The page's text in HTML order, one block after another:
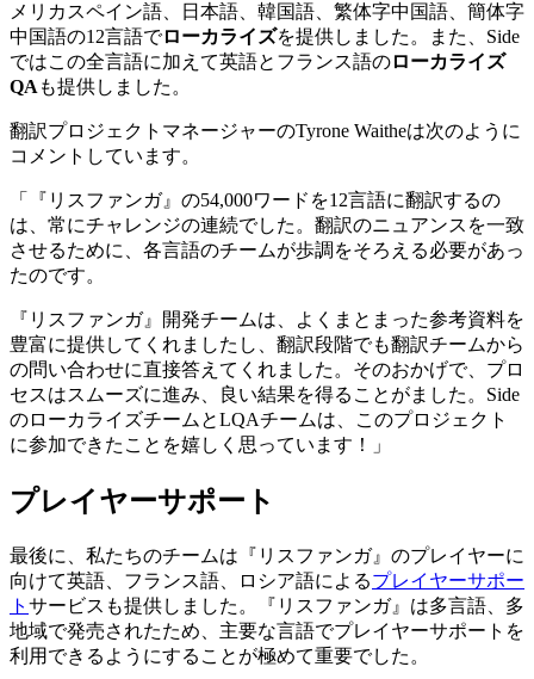
メリカスペイン語、日本語、韓国語、繁体字中国語、簡体字
中国語の12言語でローカライズを提供しました。また、Side
ではこの全言語に加えて英語とフランス語のローカライズ
QA も提供しました。
翻訳プロジェクトマネージャーのTyrone Waitheは次のように
コメントしています。
「『リスファンガ』の54,000ワードを12言語に翻訳するの
は、常にチャレンジの連続でした。翻訳のニュアンスを一致
させるために、各言語のチームが歩調をそろえる必要があっ
たのです。
『リスファンガ』開発チームは、よくまとまった参考資料を
豊富に提供してくれましたし、翻訳段階でも翻訳チームから
の問い合わせに直接答えてくれました。そのおかげで、プロ
セスはスムーズに進み、良い結果を得ることがました。Side
のローカライズチームとLQAチームは、このプロジェクト
に参加できたことを嬉しく思っています！」
プレイヤーサポート
最後に、私たちのチームは『リスファンガ』のプレイヤーに
向けて英語、フランス語、ロシア語によるプレイヤーサポー
ト サービスも提供しました。『リスファンガ』は多言語、多
地域で発売されたため、主要な言語でプレイヤーサポートを
利用できるようにすることが極めて重要でした。